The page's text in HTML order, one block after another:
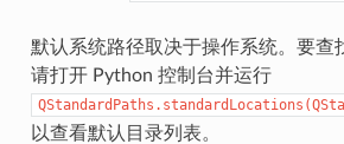
默认系统路径取决于操作系统。要查
请打开 Python 控制台并运行
以查看默认目录列表。